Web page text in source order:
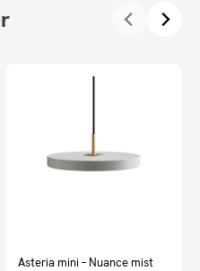
Asteria mini – Nuance mist